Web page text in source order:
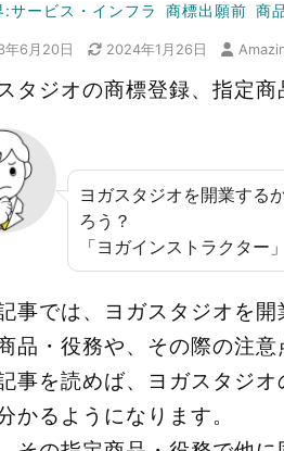
:サービス・インフラ 商標出願前 商
年6月20日 2024年1月26日
タジオの商標登録、指定商
ヨガスタジオを開業する
ろう？
「ヨガインストラクタ
事では、ヨガスタジオを
品・役務や、その際の注意
事を読めば、ヨガスタジ
かるようになります。